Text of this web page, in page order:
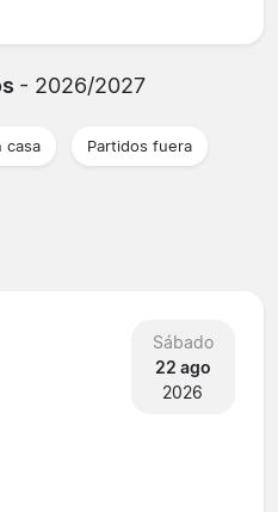
- 2026/2027
casa Partidos fuera
Sábado
22 ago
2026